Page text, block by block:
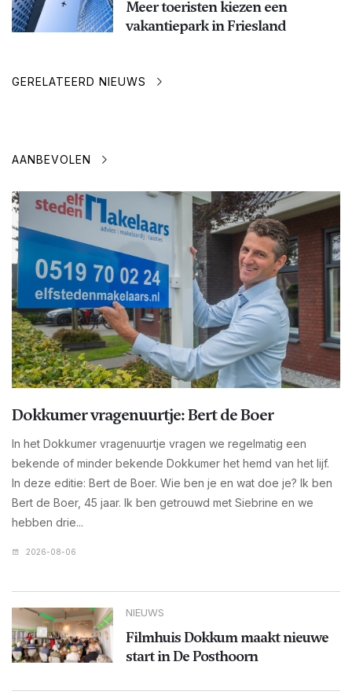
Meer toeristen kiezen een
vakantiepark in Friesland
GERELATEERD NIEUWS
AANBEVOLEN
Dokkumer vragenuurtje: Bert de Boer
In het Dokkumer vragenuurtje vragen we regelmatig een
bekende of minder bekende Dokkumer het hemd van het lijf.
In deze editie: Bert de Boer. Wie ben je en wat doe je? Ik ben
Bert de Boer, 45 jaar. Ik ben getrouwd met Siebrine en we
hebben drie...
2026-08-06
NIEUWS
Filmhuis Dokkum maakt nieuwe
start in De Posthoorn